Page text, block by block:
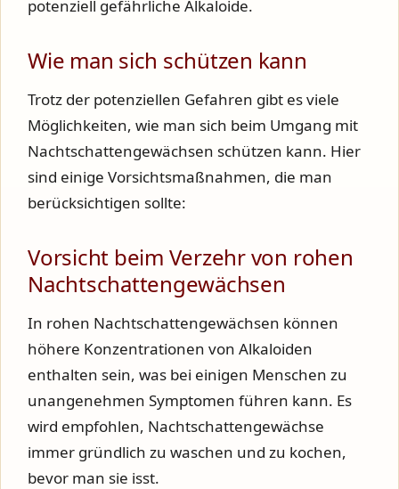
potenziell gefährliche Alkaloide.
Wie man sich schützen kann
Trotz der potenziellen Gefahren gibt es viele
Möglichkeiten, wie man sich beim Umgang mit
Nachtschattengewächsen schützen kann. Hier
sind einige Vorsichtsmaßnahmen, die man
berücksichtigen sollte:
Vorsicht beim Verzehr von rohen
Nachtschattengewächsen
In rohen Nachtschattengewächsen können
höhere Konzentrationen von Alkaloiden
enthalten sein, was bei einigen Menschen zu
unangenehmen Symptomen führen kann. Es
wird empfohlen, Nachtschattengewächse
immer gründlich zu waschen und zu kochen,
bevor man sie isst.